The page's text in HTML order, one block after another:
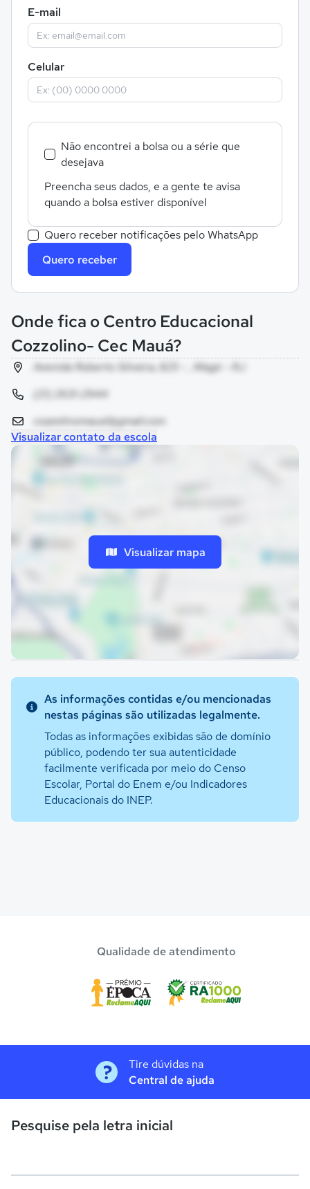
E-mail
Celular
Não encontrei a bolsa ou a série que
desejava
Preencha seus dados, e a gente te avisa
quando a bolsa estiver disponível
Quero receber notificações pelo WhatsApp
Quero receber
Onde fica o Centro Educacional
Cozzolino- Cec Mauá?
Avenida Roberto Silveira, 825 - , Magé - RJ
(21) 2631-2944
cozzolinomaua1@gmail.com
Visualizar contato da escola
Visualizar mapa
As informações contidas e/ou mencionadas
nestas páginas são utilizadas legalmente.
Todas as informações exibidas são de domínio
público, podendo ter sua autenticidade
facilmente verificada por meio do Censo
Escolar, Portal do Enem e/ou Indicadores
Educacionais do INEP.
Qualidade de atendimento
Tire dúvidas na
Central de ajuda
Pesquise pela letra inicial